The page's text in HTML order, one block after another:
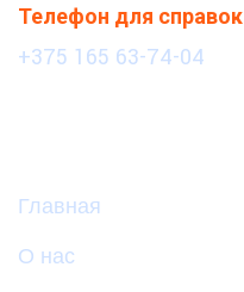
Телефон для справок
+375 165 63-74-04
Главная
О нас